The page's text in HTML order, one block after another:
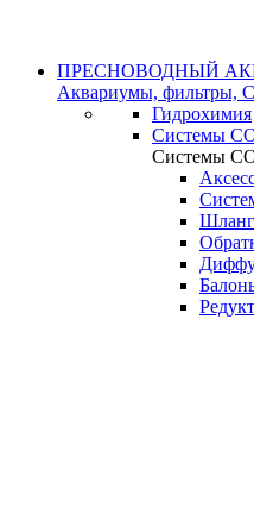
ПРЕСНОВОДНЫЙ
Аквариумы, фильтры,
Гидрохимия
Системы
Системы